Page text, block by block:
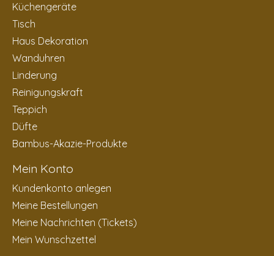
Küchengeräte
Tisch
Haus Dekoration
Wanduhren
Linderung
Reinigungskraft
Teppich
Düfte
Bambus-Akazie-Produkte
Mein Konto
Kundenkonto anlegen
Meine Bestellungen
Meine Nachrichten (Tickets)
Mein Wunschzettel